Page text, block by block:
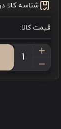
شناسه کالا در
قیمت کالا: